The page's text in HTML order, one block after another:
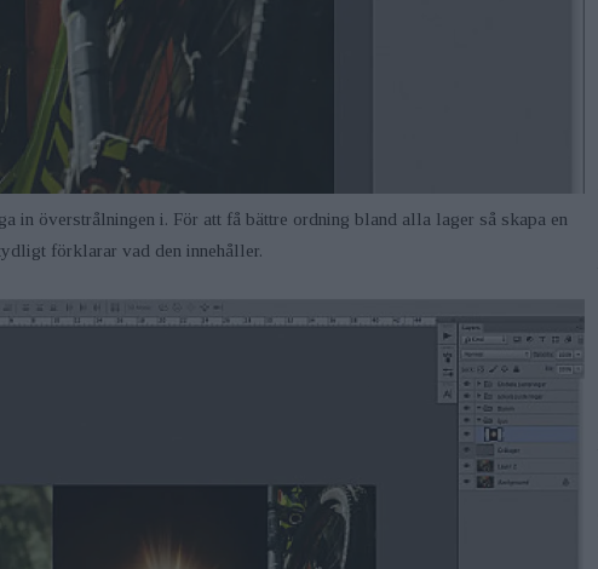
in överstrålningen i. För att få bättre ordning bland alla lager så skapa en
förklarar vad den innehåller.